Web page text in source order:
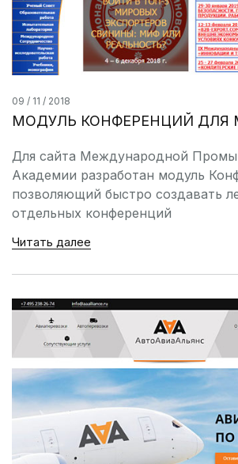
09 / 11 / 2018
МОДУЛЬ КОНФЕРЕНЦИЙ ДЛЯ
Для сайта Международной
Академии разработан модуль
позволяющий быстро создавать
отдельных конференций
Читать далее